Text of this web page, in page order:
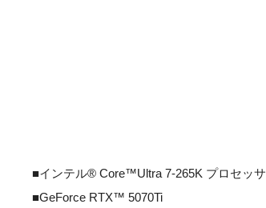
■インテル® Core™Ultra 7-265K プロセッサ
■GeForce RTX™ 5070Ti